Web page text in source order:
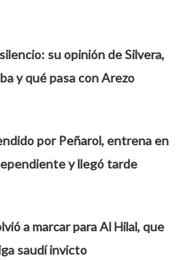
su opinión de Silvera,
y qué pasa con Arezo
por Peñarol, entrena en
y llegó tarde
a marcar para Al Hilal, que
saudí invicto